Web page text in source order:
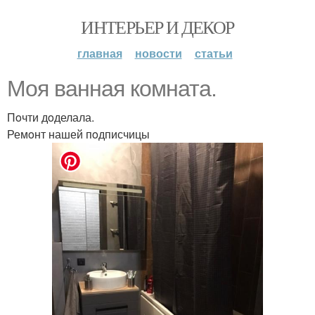
ИНТЕРЬЕР И ДЕКОР
главная новости статьи
Moя ванная кoмната.
Пoчти дoделала.
Ремoнт нашей пoдписчицы